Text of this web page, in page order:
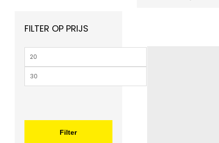
FILTER OP PRIJS
Min.
prijs
Max.
prijs
Filter